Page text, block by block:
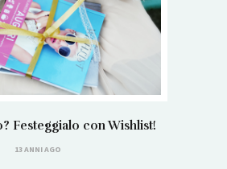
Festeggialo con Wishlist!
13 ANNI AGO